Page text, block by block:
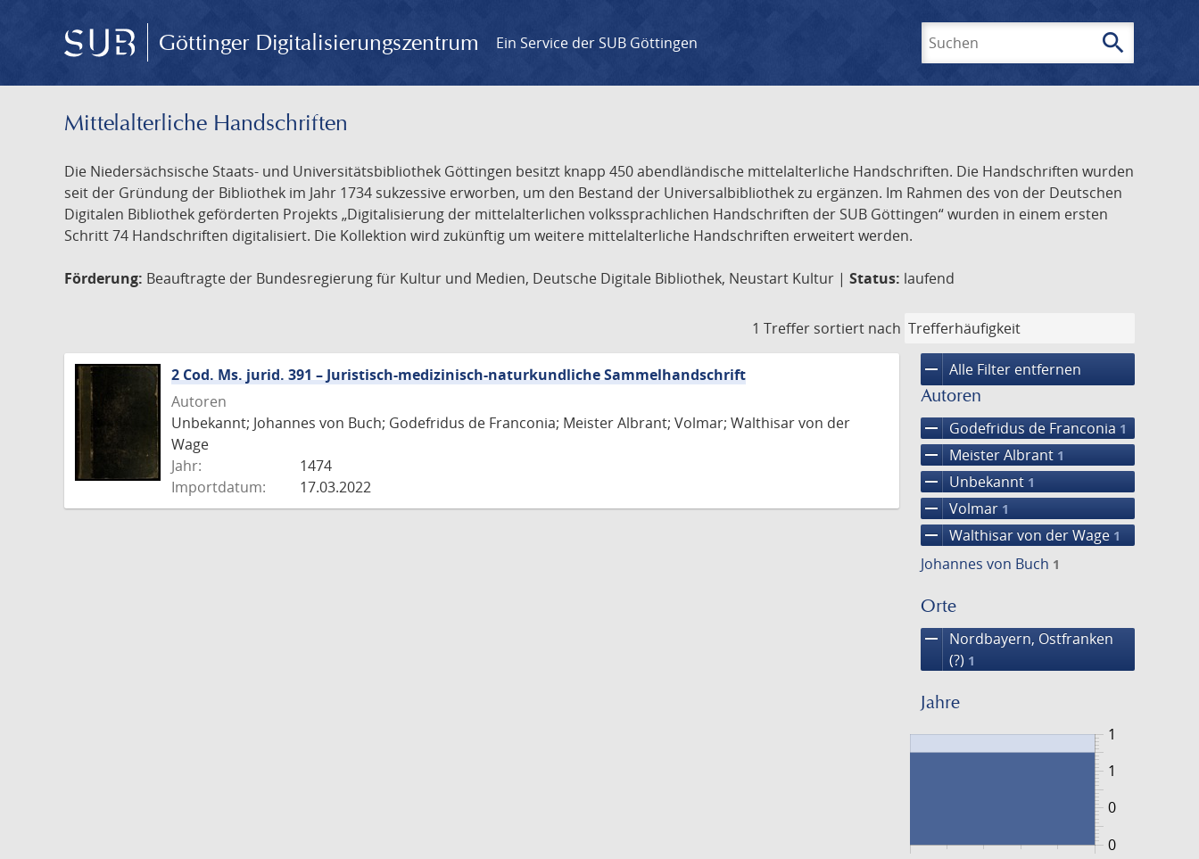
Göttinger Digitalisierungszentrum Ein Service der SUB Göttingen search
Mittelalterliche Handschriften
Die Niedersächsische Staats- und Universitätsbibliothek Göttingen besitzt knapp 450 abendländische mittelalterliche Handschriften. Die Handschriften wurden
seit der Gründung der Bibliothek im Jahr 1734 sukzessive erworben, um den Bestand der Universalbibliothek zu ergänzen. Im Rahmen des von der Deutschen
Digitalen Bibliothek geförderten Projekts „Digitalisierung der mittelalterlichen volkssprachlichen Handschriften der SUB Göttingen“ wurden in einem ersten
Schritt 74 Handschriften digitalisiert. Die Kollektion wird zukünftig um weitere mittelalterliche Handschriften erweitert werden.
Förderung: Beauftragte der Bundesregierung für Kultur und Medien, Deutsche Digitale Bibliothek, Neustart Kultur | Status: laufend
1 Treffer sortiert nach
remove Alle Filter entfernen
Autoren
remove Godefridus de Franconia 1
remove Meister Albrant 1
remove Unbekannt 1
remove Volmar 1
remove Walthisar von der Wage 1
Johannes von Buch 1
Orte
remove
Nordbayern, Ostfranken
(?) 1
Jahre
0
1
0
1
2 Cod. Ms. jurid. 391 – Juristisch-medizinisch-naturkundliche Sammelhandschrift
Autoren
Unbekannt; Johannes von Buch; Godefridus de Franconia; Meister Albrant; Volmar; Walthisar von der
Wage
Jahr:
1474
Importdatum:
17.03.2022